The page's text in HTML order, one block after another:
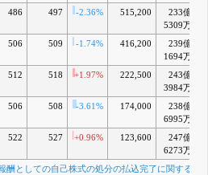
5月 25, 2026
2026年3月
期決算短信
準〕(連結)
G
16:00 (開
示事項の変
会社におけ
及び特別利
486 497 -2.36% 515,200
233億
5309万
506 509 -1.74% 416,200
239億
1694万
512 518 +1.97% 222,500
243億
3984万
506 508 -3.61% 174,000
238億
6995万
522 527 +0.96% 123,600
247億
6273万
酬としての自己株式の処分の払込完了に関するお